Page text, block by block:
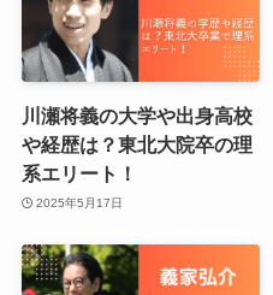
川瀬将義の大学や出身高校
や経歴は？東北大院卒の理
系エリート！
2025年5月17日